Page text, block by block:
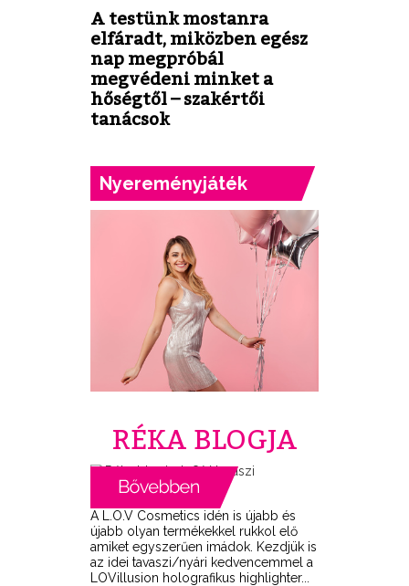
A testünk mostanra
elfáradt, miközben egész
nap megpróbál
megvédeni minket a
hőségtől – szakértői
tanácsok
Nyereményjáték
RÉKA BLOGJA
A L.O.V Cosmetics idén is újabb és
újabb olyan termékekkel rukkol elő
amiket egyszerűen imádok. Kezdjük is
az idei tavaszi/nyári kedvencemmel a
LOVillusion holografikus highlighter...